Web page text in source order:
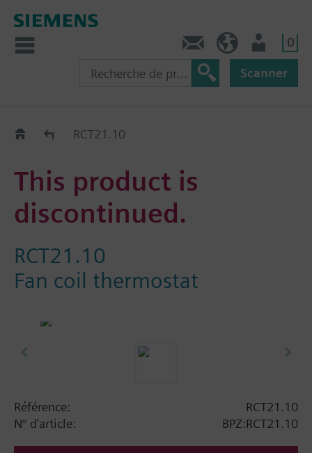
0
Scanner
Old2NewRCT21.10
This product is
discontinued.
RCT21.10
Fan coil thermostat
Référence:
RCT21.10
N° d'article:
BPZ:RCT21.10